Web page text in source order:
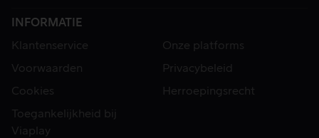
INFORMATIE
Klantenservice
Onze platforms
Voorwaarden
Privacybeleid
Cookies
Herroepingsrecht
Toegankelijkheid bij
Viaplay